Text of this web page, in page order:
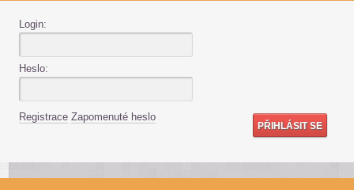
Login:
Heslo:
Registrace Zapomenuté heslo